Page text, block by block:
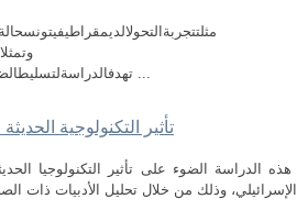
تهدفالدراسةلتسليطالضوءعلىأسبابفشلعمليةالتحولالديمقراطيفيتونس،والدروسال ...
تأثير التكنولوجية
الدراسة الضوء على تأثير التكنولوجيا